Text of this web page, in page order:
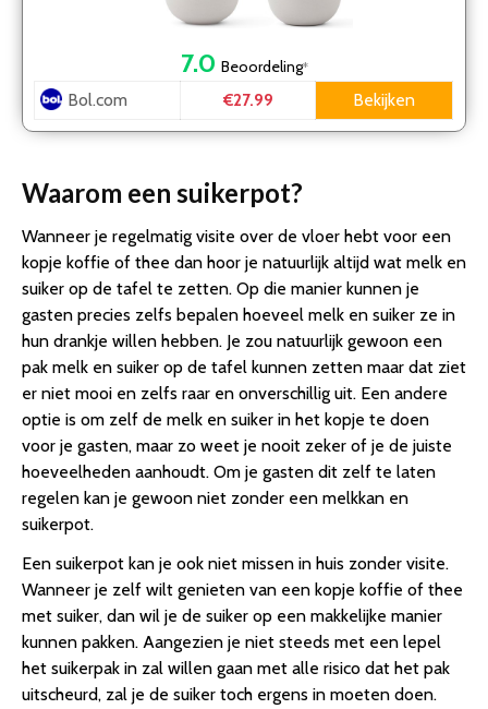
7.0 Beoordeling*
Bol.com €27.99 Bekijken
Waarom een suikerpot?
Wanneer je regelmatig visite over de vloer hebt voor een
kopje koffie of thee dan hoor je natuurlijk altijd wat melk en
suiker op de tafel te zetten. Op die manier kunnen je
gasten precies zelfs bepalen hoeveel melk en suiker ze in
hun drankje willen hebben. Je zou natuurlijk gewoon een
pak melk en suiker op de tafel kunnen zetten maar dat ziet
er niet mooi en zelfs raar en onverschillig uit. Een andere
optie is om zelf de melk en suiker in het kopje te doen
voor je gasten, maar zo weet je nooit zeker of je de juiste
hoeveelheden aanhoudt. Om je gasten dit zelf te laten
regelen kan je gewoon niet zonder een melkkan en
suikerpot.
Een suikerpot kan je ook niet missen in huis zonder visite.
Wanneer je zelf wilt genieten van een kopje koffie of thee
met suiker, dan wil je de suiker op een makkelijke manier
kunnen pakken. Aangezien je niet steeds met een lepel
het suikerpak in zal willen gaan met alle risico dat het pak
uitscheurd, zal je de suiker toch ergens in moeten doen.